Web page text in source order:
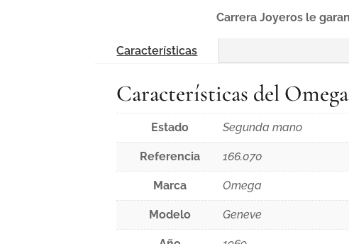
Carrera Joyeros le
Características
Características del
Estado Segunda mano
Referencia 166.070
Marca Omega
Modelo Geneve